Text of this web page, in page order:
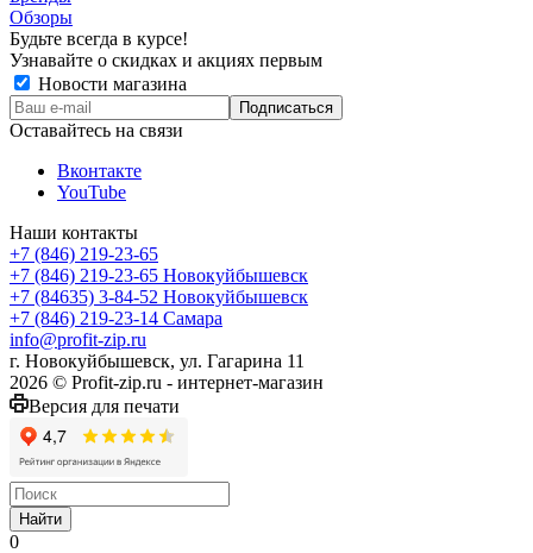
Обзоры
Будьте всегда в курсе!
Узнавайте о скидках и акциях первым
Новости магазина
Оставайтесь на связи
Вконтакте
YouTube
Наши контакты
+7 (846) 219-23-65
+7 (846) 219-23-65 Новокуйбышевск
+7 (84635) 3-84-52 Новокуйбышевск
+7 (846) 219-23-14 Самара
info@profit-zip.ru
г. Новокуйбышевск, ул. Гагарина 11
2026 © Profit-zip.ru - интернет-магазин
Версия для печати
Найти
0